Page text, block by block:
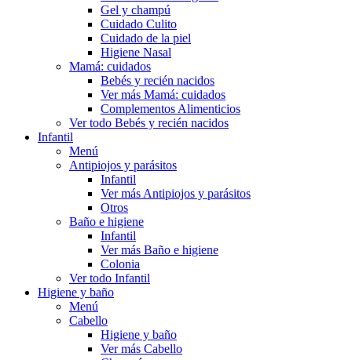
Gel y champú
Cuidado Culito
Cuidado de la piel
Higiene Nasal
Mamá: cuidados
Bebés y recién nacidos
Ver más Mamá: cuidados
Complementos Alimenticios
Ver todo Bebés y recién nacidos
Infantil
Menú
Antipiojos y parásitos
Infantil
Ver más Antipiojos y parásitos
Otros
Baño e higiene
Infantil
Ver más Baño e higiene
Colonia
Ver todo Infantil
Higiene y baño
Menú
Cabello
Higiene y baño
Ver más Cabello